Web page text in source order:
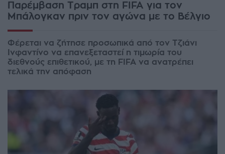
Παρέμβαση Τραμπ στη FIFA για τον
Μπάλογκαν πριν τον αγώνα με το Βέλγιο
Φέρεται να ζήτησε προσωπικά από τον Τζιάνι
Ινφαντίνο να επανεξεταστεί η τιμωρία του
διεθνούς επιθετικού, με τη FIFA να ανατρέπει
τελικά την απόφαση